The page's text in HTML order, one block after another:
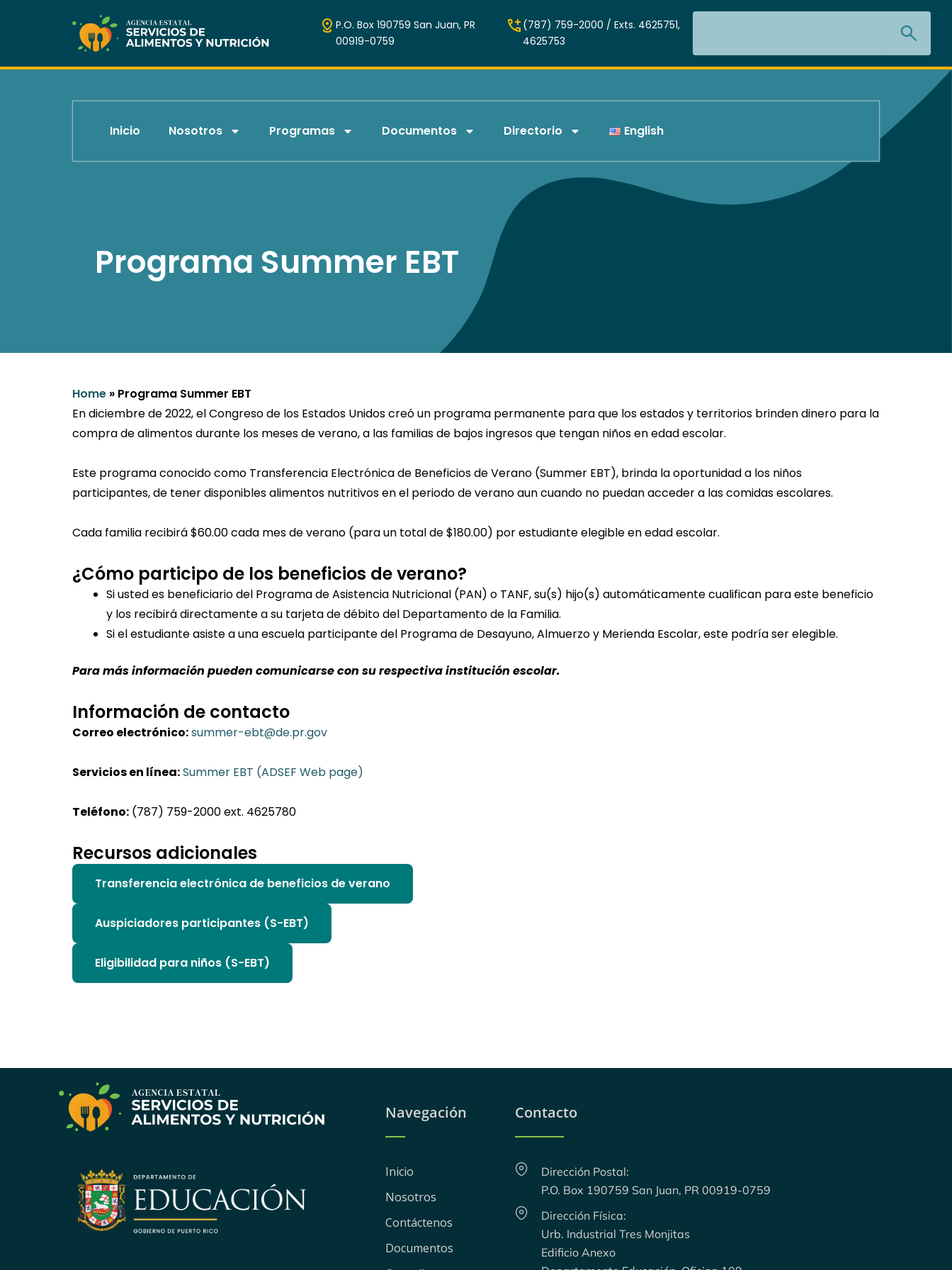
P.O. Box 190759 San Juan, PR
00919-0759
(787) 759-2000 / Exts. 4625751,
4625753
Search
Inicio Nosotros Programas Documentos Directorio English
Programa Summer EBT
Home » Programa Summer EBT
En diciembre de 2022, el Congreso de los Estados Unidos creó un programa permanente para que los estados y territorios brinden dinero para la
compra de alimentos durante los meses de verano, a las familias de bajos ingresos que tengan niños en edad escolar.
Este programa conocido como Transferencia Electrónica de Beneficios de Verano (Summer EBT), brinda la oportunidad a los niños
participantes, de tener disponibles alimentos nutritivos en el periodo de verano aun cuando no puedan acceder a las comidas escolares.
Cada familia recibirá $60.00 cada mes de verano (para un total de $180.00) por estudiante elegible en edad escolar.
¿Cómo participo de los beneficios de verano?
Si usted es beneficiario del Programa de Asistencia Nutricional (PAN) o TANF, su(s) hijo(s) automáticamente cualifican para este beneficio
y los recibirá directamente a su tarjeta de débito del Departamento de la Familia.
Si el estudiante asiste a una escuela participante del Programa de Desayuno, Almuerzo y Merienda Escolar, este podría ser elegible.
Para más información pueden comunicarse con su respectiva institución escolar.
Información de contacto
Correo electrónico:summer-ebt@de.pr.gov
Servicios en línea:Summer EBT (ADSEF Web page)
Teléfono: (787) 759-2000 ext. 4625780
Recursos adicionales
Transferencia electrónica de beneficios de verano
Auspiciadores participantes (S-EBT)
Eligibilidad para niños (S-EBT)
Navegación
Inicio
Nosotros
Contáctenos
Documentos
Contacto
Dirección Postal:
P.O. Box 190759 San Juan, PR 00919-0759
Dirección Física:
Urb. Industrial Tres Monjitas
Edificio Anexo